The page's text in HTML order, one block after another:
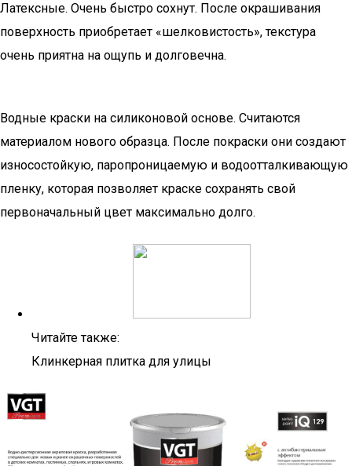
Латексные. Очень быстро сохнут. После окрашивания
поверхность приобретает «шелковистость», текстура
очень приятна на ощупь и долговечна.
Водные краски на силиконовой основе. Считаются
материалом нового образца. После покраски они создают
износостойкую, паропроницаемую и водоотталкивающую
пленку, которая позволяет краске сохранять свой
первоначальный цвет максимально долго.
Читайте также:
Клинкерная плитка для улицы